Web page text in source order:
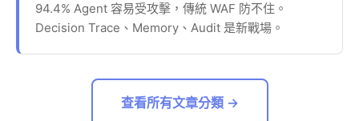
94.4% Agent 容易受攻擊，傳統 WAF 防不住。
Decision Trace、Memory、Audit 是新戰場。
查看所有文章分類 →